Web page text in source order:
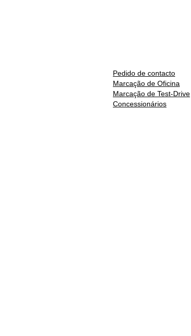
Pedido de contacto
Marcação de Oficina
Marcação de Test-Drive
Concessionários